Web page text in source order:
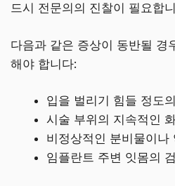
드시 전문의의 진찰이 필요합
다음과 같은 증상이 동반될 경
해야 합니다:
입을 벌리기 힘들 정도
시술 부위의 지속적인
비정상적인 분비물이나
임플란트 주변 잇몸의